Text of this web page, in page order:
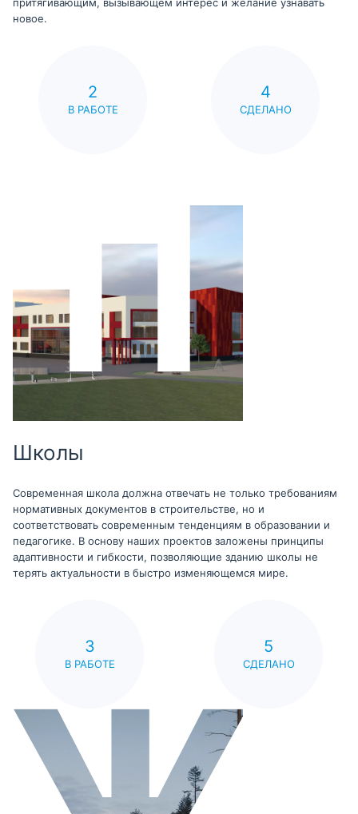
притягивающим, вызывающем интерес и желание узнавать
новое.
2
В РАБОТЕ
4
СДЕЛАНО
Школы
Современная школа должна отвечать не только требованиям
нормативных документов в строительстве, но и
соответствовать современным тенденциям в образовании и
педагогике. В основу наших проектов заложены принципы
адаптивности и гибкости, позволяющие зданию школы не
терять актуальности в быстро изменяющемся мире.
3
В РАБОТЕ
5
СДЕЛАНО